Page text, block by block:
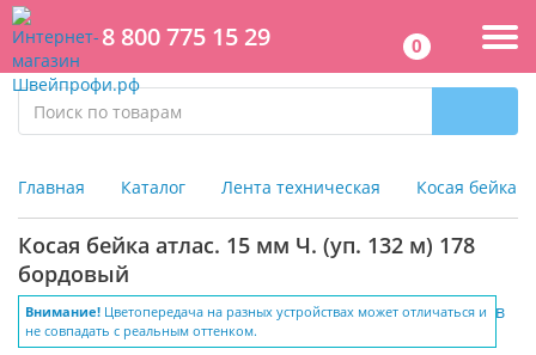
8 800 775 15 29 0
Главная Каталог Лента техническая Косая бейка
Косая бейка атлас. 15 мм Ч. (уп. 132 м) 178
бордовый
Внимание! Цветопередача на разных устройствах может отличаться и
не совпадать с реальным оттенком.